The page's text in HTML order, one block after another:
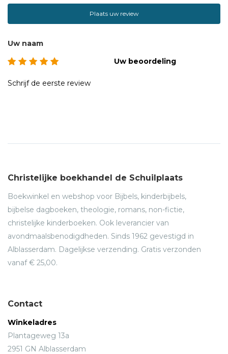
Plaats uw review
Uw naam
Uw beoordeling
Schrijf de eerste review
Christelijke boekhandel de Schuilplaats
Boekwinkel en webshop voor Bijbels, kinderbijbels,
bijbelse dagboeken, theologie, romans, non-fictie,
christelijke kinderboeken. Ook leverancier van
avondmaalsbenodigdheden. Sinds 1962 gevestigd in
Alblasserdam. Dagelijkse verzending. Gratis verzonden
vanaf € 25,00.
Contact
Winkeladres
Plantageweg 13a
2951 GN Alblasserdam